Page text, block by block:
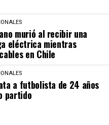
murió al recibir una
eléctrica mientras
en Chile
a futbolista de 24 años
partido